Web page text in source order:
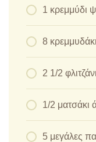
1 κρεμμύδι
8
2 1/2
1/2 ματσάκι
5 μεγάλες